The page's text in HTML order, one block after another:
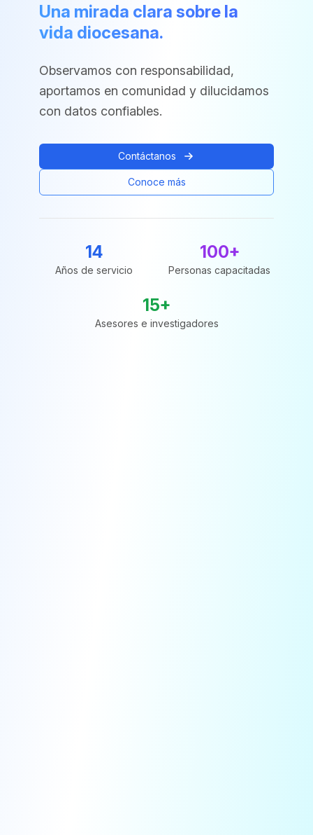
Una mirada clara sobre la
vida diocesana.
Observamos con responsabilidad,
aportamos en comunidad y dilucidamos
con datos confiables.
Contáctanos
Conoce más
14
Años de servicio
100+
Personas capacitadas
15+
Asesores e investigadores